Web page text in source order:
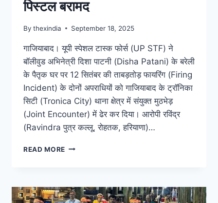
पिस्टल बरामद
By thexindia September 18, 2025
गाजियाबाद। यूपी स्पेशल टास्क फोर्स (UP STF) ने
बॉलीवुड अभिनेत्री दिशा पाटनी (Disha Patani) के बरेली
के पैतृक घर पर 12 सितंबर की ताबड़तोड़ फायरिंग (Firing
Incident) के दोनों अपराधियों को गाजियाबाद के ट्रॉनिका
सिटी (Tronica City) थाना क्षेत्र में संयुक्त मुठभेड़
(Joint Encounter) में ढेर कर दिया। आरोपी रविंद्र
(Ravindra पुत्र कल्लू, रोहतक, हरियाणा)…
READ MORE